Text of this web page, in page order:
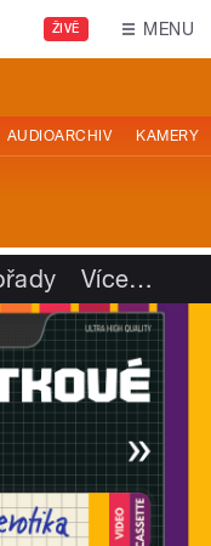
ŽIVĚ MENU
AUDIOARCHIV KAMERY
Více…